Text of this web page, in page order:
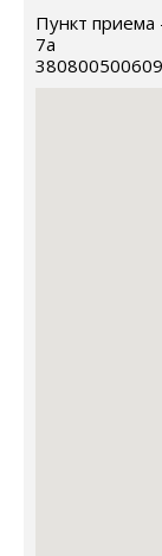
Пункт
7а
380800500609